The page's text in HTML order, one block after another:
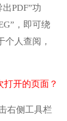
出PDF”功
，即可绕
个人查阅，
打开的页面？
右侧工具栏